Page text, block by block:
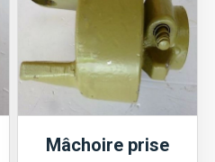
(27x74,6)
Mâchoire prise